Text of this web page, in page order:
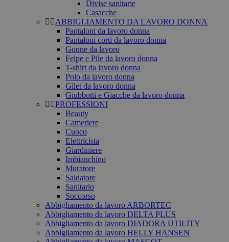
Divise sanitarie
Casacche
ABBIGLIAMENTO DA LAVORO DONNA
Pantaloni da lavoro donna
Pantaloni corti da lavoro donna
Gonne da lavoro
Felpe e Pile da lavoro donna
T-shirt da lavoro donna
Polo da lavoro donna
Gilet da lavoro donna
Giubbotti e Giacche da lavoro donna
PROFESSIONI
Beauty
Cameriere
Cuoco
Elettricista
Giardiniere
Imbianchino
Muratore
Saldatore
Sanitario
Soccorso
Abbigliamento da lavoro ARBORTEC
Abbigliamento da lavoro DELTA PLUS
Abbigliamento da lavoro DIADORA UTILITY
Abbigliamento da lavoro HELLY HANSEN